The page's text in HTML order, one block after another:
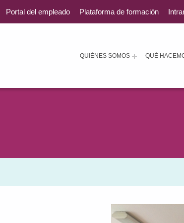
QUIÉNES SOMOS QUÉ
Portal del empleado Plataforma de formación